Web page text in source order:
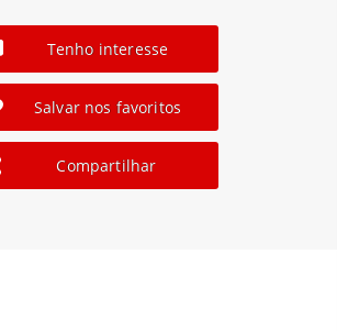
Tenho interesse
Salvar nos favoritos
Compartilhar